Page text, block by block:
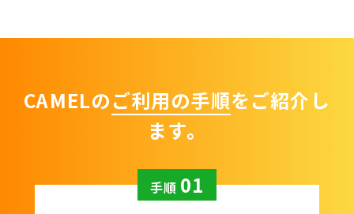
CAMELのご利用の手順をご紹介し
ます。
手順 01